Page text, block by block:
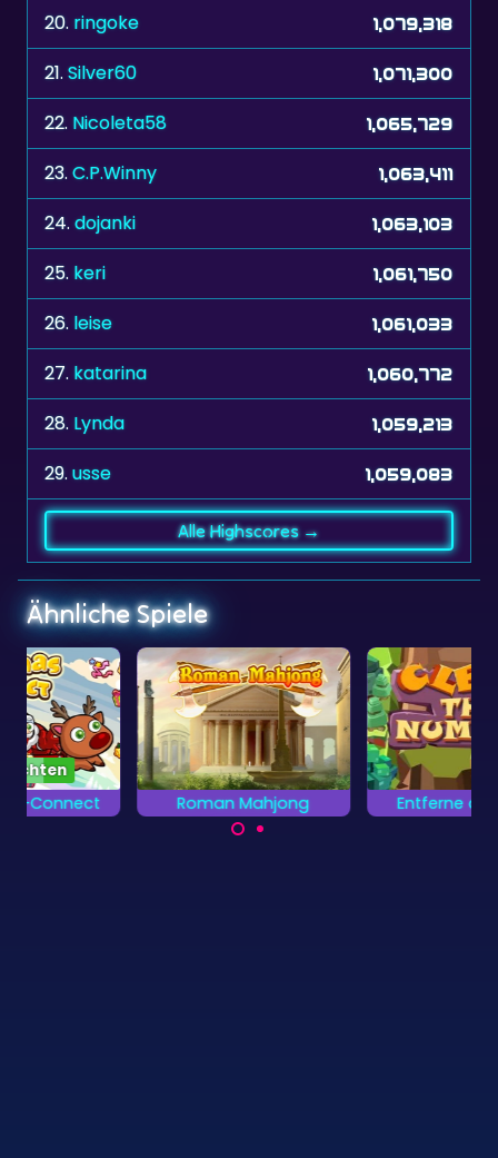
20. ringoke 1,079,318
21.Silver60 1,071,300
22. Nicoleta58 1,065,729
23.C.P.Winny 1,063,411
24.dojanki 1,063,103
25. keri 1,061,750
26. leise 1,061,033
27. katarina 1,060,772
28. Lynda 1,059,213
29.usse 1,059,083
Alle Highscores →
Ähnliche Spiele
Roman Mahjong Entferne die Zahlen